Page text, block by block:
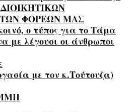
ΦΟΡΕΩΝ ΜΑΣ
ο τύπος για το Τάμα
με λέγουσι οι άνθρωποι
με τον κ.Τούτουζα)